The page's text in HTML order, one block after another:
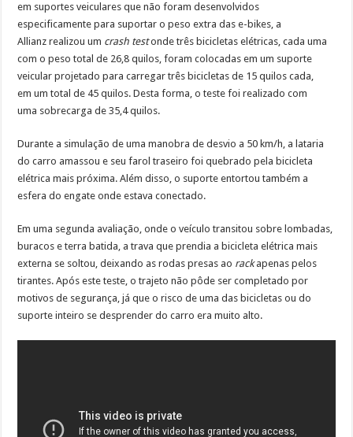
em suportes veiculares que não foram desenvolvidos
especificamente para suportar o peso extra das e-bikes, a
Allianz realizou um crash testonde três bicicletas elétricas, cada uma
com o peso total de 26,8 quilos, foram colocadas em um suporte
veicular projetado para carregar três bicicletas de 15 quilos cada,
em um total de 45 quilos. Desta forma, o teste foi realizado com
uma sobrecarga de 35,4 quilos.
Durante a simulação de uma manobra de desvio a 50 km/h, a lataria
do carro amassou e seu farol traseiro foi quebrado pela bicicleta
elétrica mais próxima. Além disso, o suporte entortou também a
esfera do engate onde estava conectado.
Em uma segunda avaliação, onde o veículo transitou sobre lombadas,
buracos e terra batida, a trava que prendia a bicicleta elétrica mais
externa se soltou, deixando as rodas presas ao rackapenas pelos
tirantes. Após este teste, o trajeto não pôde ser completado por
motivos de segurança, já que o risco de uma das bicicletas ou do
suporte inteiro se desprender do carro era muito alto.